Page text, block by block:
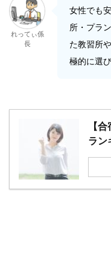
れってぃ係
長
女性でも
所・プラ
た教習所
極的に選
【
ラン